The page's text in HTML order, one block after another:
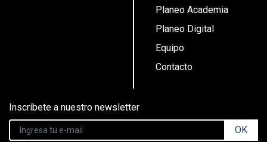
Planeo Academia
Planeo Digital
Equipo
Contacto
Inscríbete a nuestro newsletter
OK